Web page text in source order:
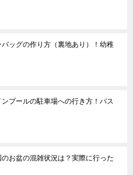
バッグの作り方（裏地あり）！幼稚
プールの駐車場への行き方！バス
お盆の混雑状況は？実際に行った